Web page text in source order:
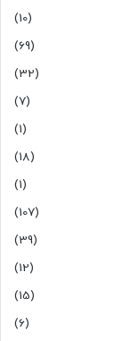
(10)
(69)
(32)
(7)
(1)
(18)
(1)
(107)
(39)
(12)
(15)
(6)